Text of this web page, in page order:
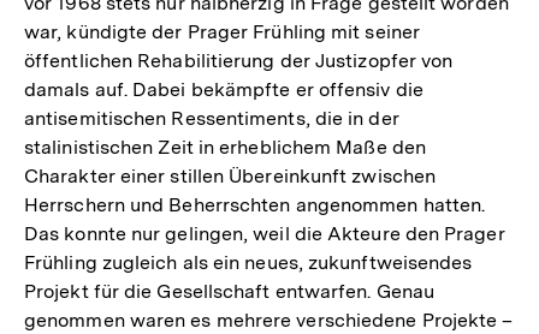
war, kündigte der Prager Frühling mit seiner
öffentlichen Rehabilitierung der Justizopfer von
damals auf. Dabei bekämpfte er offensiv die
antisemitischen Ressentiments, die in der
stalinistischen Zeit in erheblichem Maße den
Charakter einer stillen Übereinkunft zwischen
Herrschern und Beherrschten angenommen hatten.
Das konnte nur gelingen, weil die Akteure den Prager
Frühling zugleich als ein neues, zukunftweisendes
Projekt für die Gesellschaft entwarfen. Genau
genommen waren es mehrere verschiedene Projekte –